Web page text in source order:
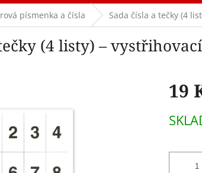
písmenka a čísla Sada čísla a tečky (4
(4 listy) –
19
cena: